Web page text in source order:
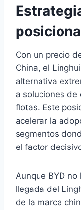
Con un precio
China, el
alternativa
a soluciones de
flotas. Este
acelerar la
segmentos
el factor
Aunque BYD
llegada del
de la marca